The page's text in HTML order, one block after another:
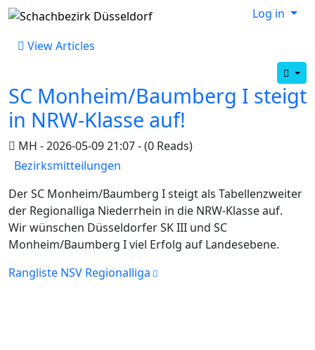
Log in
View Articles
SC Monheim/Baumberg I steigt
in NRW-Klasse auf!
MH - 2026-05-09 21:07 - (0 Reads)
Bezirksmitteilungen
Der SC Monheim/Baumberg I steigt als Tabellenzweiter
der Regionalliga Niederrhein in die NRW-Klasse auf.
Wir wünschen Düsseldorfer SK III und SC
Monheim/Baumberg I viel Erfolg auf Landesebene.
Rangliste NSV Regionalliga